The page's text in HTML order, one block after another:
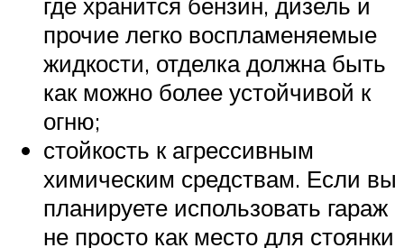
прочие легко воспламеняемые
жидкости, отделка должна быть
как можно более устойчивой к
огню;
стойкость к агрессивным
химическим средствам. Если вы
планируете использовать гараж
не просто как место для стоянки